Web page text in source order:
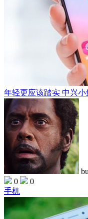
年轻更应该踏实 中兴
0
0
手机